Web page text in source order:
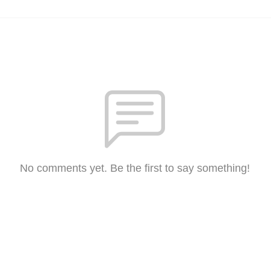
No comments yet. Be the first to say something!